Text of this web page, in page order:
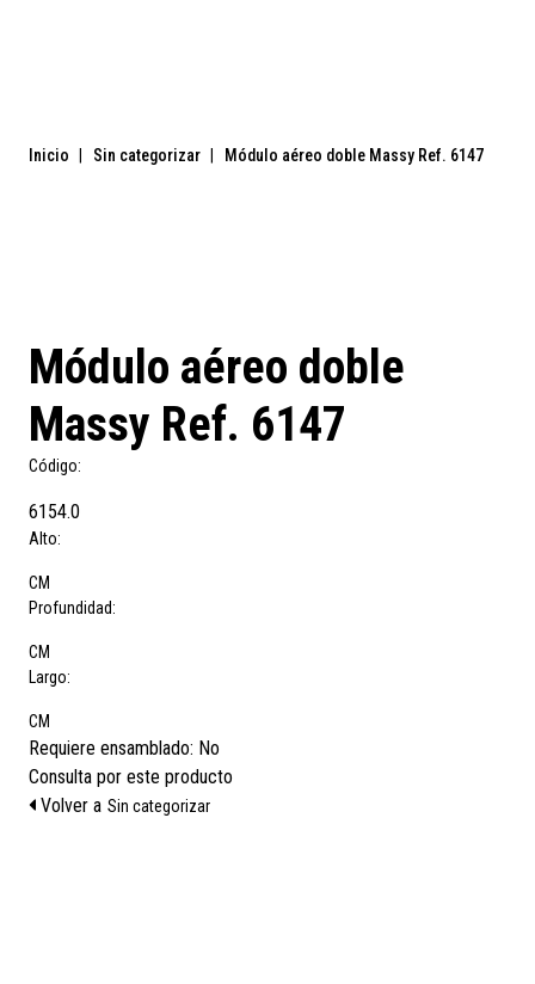
Inicio Sin categorizar Módulo aéreo doble Massy Ref. 6147
Módulo aéreo doble
Massy Ref. 6147
Código:
6154.0
Alto:
CM
Profundidad:
CM
Largo:
CM
Requiere ensamblado: No
Consulta por este producto
Volver a Sin categorizar